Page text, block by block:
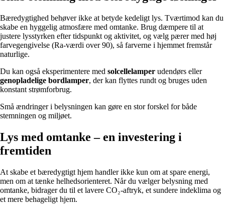
Bæredygtighed behøver ikke at betyde kedeligt lys. Tværtimod kan du
skabe en hyggelig atmosfære med omtanke. Brug dæmpere til at
justere lysstyrken efter tidspunkt og aktivitet, og vælg pærer med høj
farvegengivelse (Ra-værdi over 90), så farverne i hjemmet fremstår
naturlige.
Du kan også eksperimentere med solcellelamper udendørs eller
genopladelige bordlamper, der kan flyttes rundt og bruges uden
konstant strømforbrug.
Små ændringer i belysningen kan gøre en stor forskel for både
stemningen og miljøet.
Lys med omtanke – en investering i
fremtiden
At skabe et bæredygtigt hjem handler ikke kun om at spare energi,
men om at tænke helhedsorienteret. Når du vælger belysning med
omtanke, bidrager du til et lavere CO₂-aftryk, et sundere indeklima og
et mere behageligt hjem.